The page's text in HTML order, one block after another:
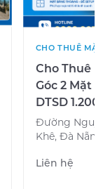
CHO THUÊ
Cho Thuê
Góc 2 Mặt
DTSD
Đường
Khê, Đà
Liên hệ